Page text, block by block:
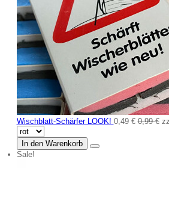
Wischblatt-Schärfer LOOK! 0,49 € 0,99 €
In den Warenkorb
Sale!